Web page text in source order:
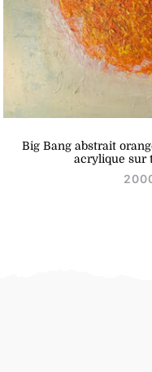
Big Bang abstrait
acrylique sur